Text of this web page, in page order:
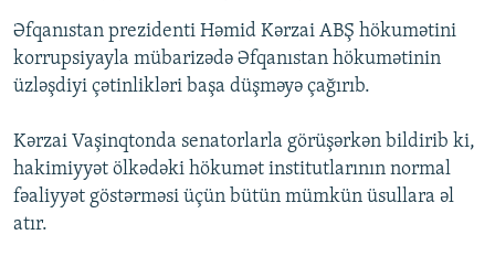
QANUNI DOĞRU
ARAŞDIRMA
VIDEO
FOTOQALEREYA
İNFOQRAFIKA
RADIO ARXIV
OXU ZALI
AZƏRBAYCAN ƏDƏBIYYATI KITABXANASI
HAQQIMIZDA
MISSIYAMIZ
Əfqanıstan prezidenti Həmid Kərzai ABŞ hökumətini
korrupsiyayla mübarizədə Əfqanıstan hökumətinin
üzləşdiyi çətinlikləri başa düşməyə çağırıb.
Kərzai Vaşinqtonda senatorlarla görüşərkən bildirib ki,
hakimiyyət ölkədəki hökumət institutlarının normal
fəaliyyət göstərməsi üçün bütün mümkün üsullara əl
atır.